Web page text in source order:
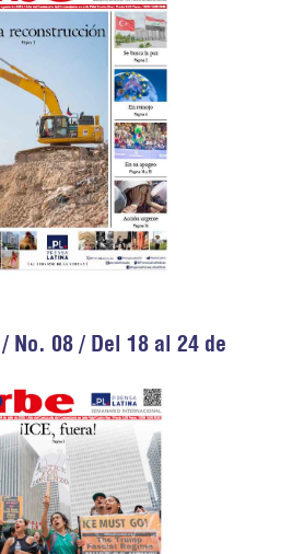
/ No. 08 / Del 18 al 24 de